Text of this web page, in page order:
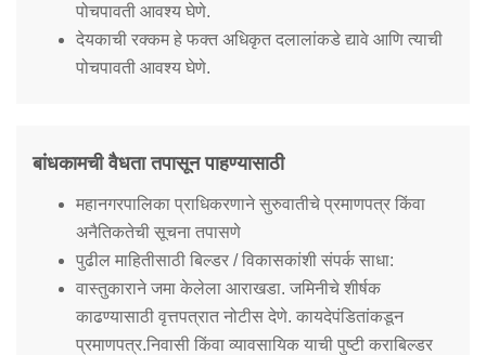
पोचपावती आवश्य घेणे.
देयकाची रक्कम हे फक्त अधिकृत दलालांकडे द्यावे आणि त्याची
पोचपावती आवश्य घेणे.
बांधकामची वैधता तपासून पाहण्यासाठी
महानगरपालिका प्राधिकरणाने सुरुवातीचे प्रमाणपत्र किंवा
अनैतिकतेची सूचना तपासणे
पुढील माहितीसाठी बिल्डर / विकासकांशी संपर्क साधा:
वास्तुकाराने जमा केलेला आराखडा. जमिनीचे शीर्षक
काढण्यासाठी वृत्तपत्रात नोटीस देणे. कायदेपंडितांकडून
प्रमाणपत्र.निवासी किंवा व्यावसायिक याची पुष्टी कराबिल्डर